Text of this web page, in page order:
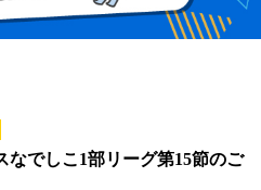
なでしこ1部リーグ第15節のご